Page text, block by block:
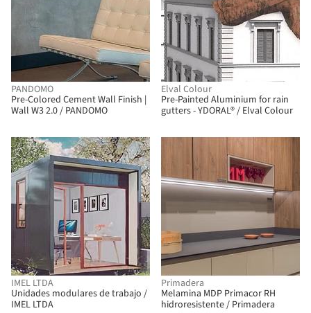
PANDOMO
Pre-Colored Cement Wall Finish |
Wall W3 2.0 / PANDOMO
Elval Colour
Pre-Painted Aluminium for rain
gutters - YDORAL® / Elval Colour
IMEL LTDA
Unidades modulares de trabajo /
IMEL LTDA
Primadera
Melamina MDP Primacor RH
hidroresistente / Primadera